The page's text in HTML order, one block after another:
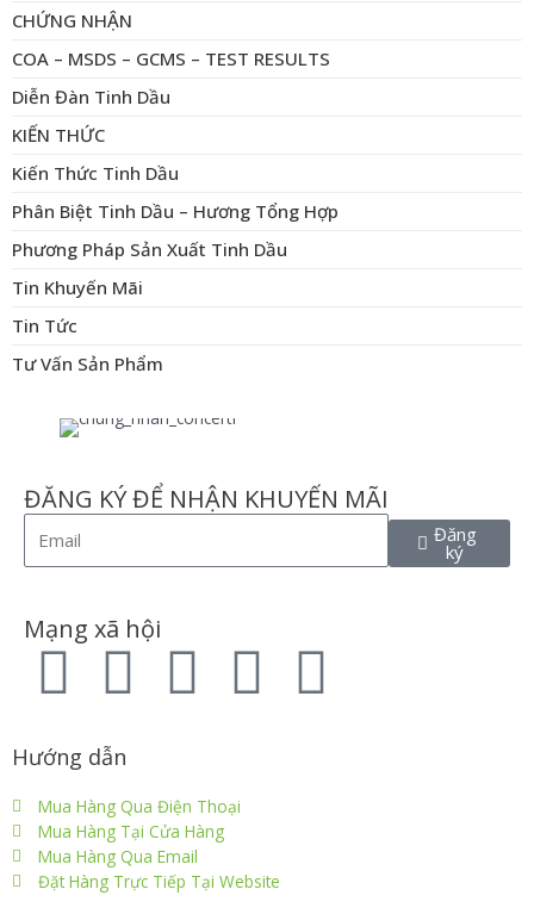
CHỨNG NHẬN
COA – MSDS – GCMS – TEST RESULTS
Diễn Đàn Tinh Dầu
KIẾN THỨC
Kiến Thức Tinh Dầu
Phân Biệt Tinh Dầu – Hương Tổng Hợp
Phương Pháp Sản Xuất Tinh Dầu
Tin Khuyến Mãi
Tin Tức
Tư Vấn Sản Phẩm
ĐĂNG KÝ ĐỂ NHẬN KHUYẾN MÃI
Đăng
ký
Mạng xã hội
Hướng dẫn
Mua Hàng Qua Điện Thoại
Mua Hàng Tại Cửa Hàng
Mua Hàng Qua Email
Đặt Hàng Trực Tiếp Tại Website